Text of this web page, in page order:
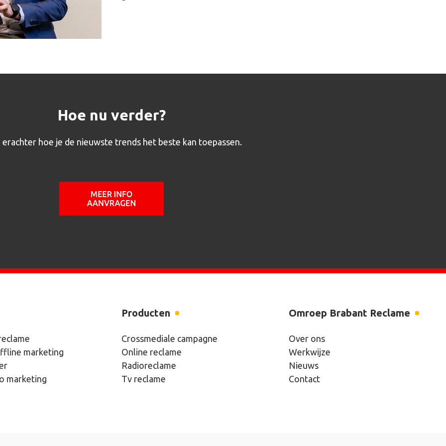
Hoe nu verder?
erachter hoe je de nieuwste trends het beste kan toepassen.
marketing
marketing
Producten
Crossmediale campagne
Online reclame
Radioreclame
Tv reclame
Omroep Brabant Reclame
Over ons
Werkwijze
Nieuws
Contact